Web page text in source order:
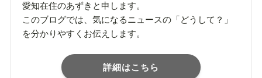
愛知在住のあずきと申します。
このブログでは、気になるニュースの「どうして？」
を分かりやすくお伝えします。
詳細はこちら